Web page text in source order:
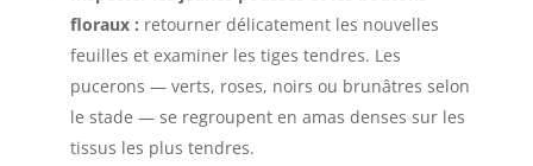
floraux : retourner délicatement les nouvelles
feuilles et examiner les tiges tendres. Les
pucerons — verts, roses, noirs ou brunâtres selon
le stade — se regroupent en amas denses sur les
tissus les plus tendres.